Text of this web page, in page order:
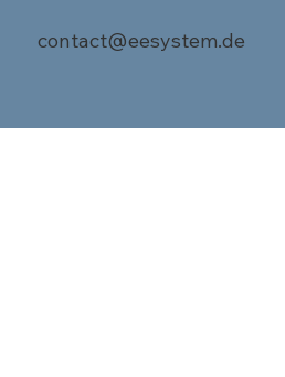
contact@eesystem.de